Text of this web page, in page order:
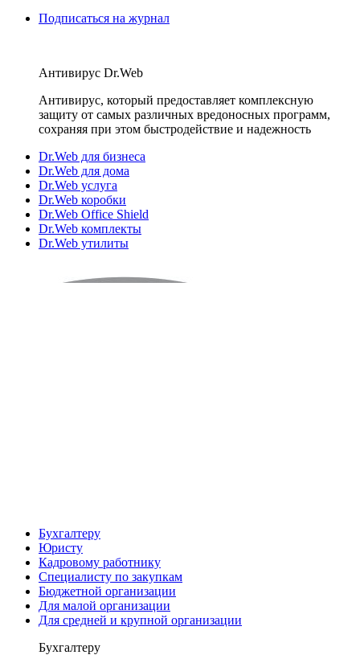
Подписаться на журнал
Антивирус Dr.Web
Антивирус, который предоставляет комплексную
защиту от самых различных вредоносных программ,
сохраняя при этом быстродействие и надежность
Dr.Web для бизнеса
Dr.Web для дома
Dr.Web услуга
Dr.Web коробки
Dr.Web Office Shield
Dr.Web комплекты
Dr.Web утилиты
Бухгалтеру
Юристу
Кадровому работнику
Специалисту по закупкам
Бюджетной организации
Для малой организации
Для средней и крупной организации
Бухгалтеру